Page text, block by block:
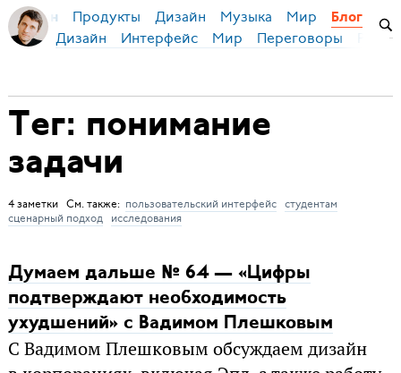
Бирман Продукты Дизайн Музыка Мир Блог
Дизайн Интерфейс Мир Переговоры
Тег: понимание
задачи
4 заметки См. также: пользовательский интерфейс студентам
сценарный подход
исследования
Думаем дальше № 64 — «Цифры
подтверждают необходимость
ухудшений» с Вадимом Плешковым
С Вадимом Плешковым обсуждаем дизайн